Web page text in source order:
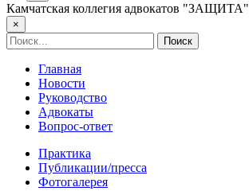
Камчатская коллегия адвокатов "ЗАЩИТА"
×
Главная
Новости
Руководство
Адвокаты
Вопрос-ответ
Практика
Публикации/пресса
Фотогалерея